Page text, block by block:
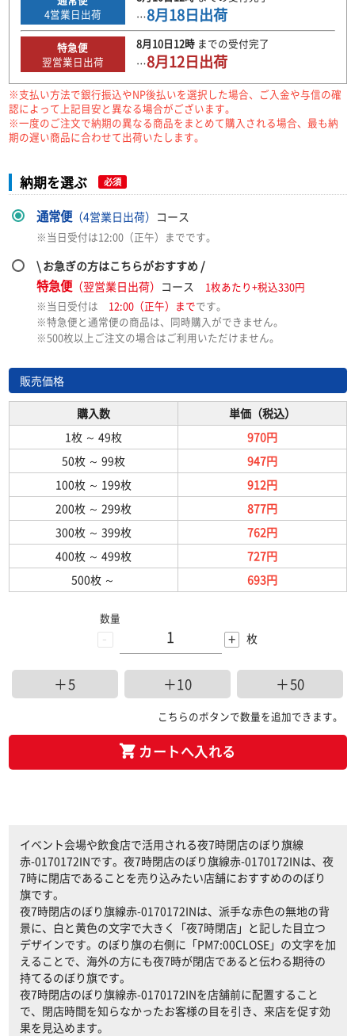
4営業日出荷
…8月18日出荷
特急便
翌営業日出荷
8月10日12時までの受付完了
…8月12日出荷
※支払い方法で銀行振込やNP後払いを選択した場合、ご入金や与信の確
認によって上記目安と異なる場合がございます。
※一度のご注文で納期の異なる商品をまとめて購入される場合、最も納
期の遅い商品に合わせて出荷いたします。
納期を選ぶ 必須
通常便（4営業日出荷） コース
※当日受付は12:00（正午）までです。
\ お急ぎの方はこちらがおすすめ /
特急便（翌営業日出荷） コース
1枚あたり+税込330円
※当日受付は 12:00（正午）までです。
※特急便と通常便の商品は、同時購入ができません。
※500枚以上ご注文の場合はご利用いただけません。
販売価格
購入数
単価（税込）
1枚 ～ 49枚
970円
50枚 ～ 99枚
947円
100枚 ～ 199枚
912円
200枚 ～ 299枚
877円
300枚 ～ 399枚
762円
400枚 ～ 499枚
727円
500枚 ～ 693円
-
数量
+ 枚
＋5 ＋10 ＋50
こちらのボタンで数量を追加できます。
カートへ入れる
イベント会場や飲食店で活用される夜7時閉店のぼり旗線
赤-0170172INです。夜7時閉店のぼり旗線赤-0170172INは、夜
7時に閉店であることを売り込みたい店舗におすすめののぼり
旗です。
夜7時閉店のぼり旗線赤-0170172INは、派手な赤色の無地の背
景に、白と黄色の文字で大きく「夜7時閉店」と記した目立つ
デザインです。のぼり旗の右側に「PM7:00CLOSE」の文字を加
えることで、海外の方にも夜7時が閉店であると伝わる期待の
持てるのぼり旗です。
夜7時閉店のぼり旗線赤-0170172INを店舗前に配置すること
で、閉店時間を知らなかったお客様の目を引き、来店を促す効
果を見込めます。